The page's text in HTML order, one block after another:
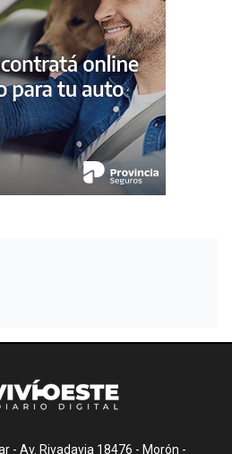
- Av. Rivadavia 18476 - Morón -